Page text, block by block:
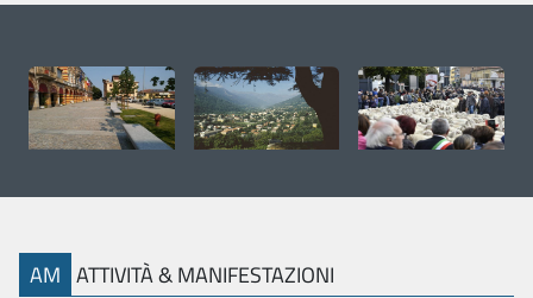
AM ATTIVITÀ & MANIFESTAZIONI